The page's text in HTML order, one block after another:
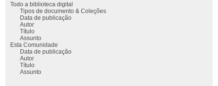
Todo a biblioteca digital
Tipos de documento & Coleções
Data de publicação
Autor
Título
Assunto
Esta Comunidade
Data de publicação
Autor
Título
Assunto